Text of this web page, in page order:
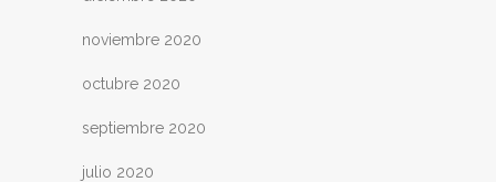
noviembre 2020
octubre 2020
septiembre 2020
julio 2020